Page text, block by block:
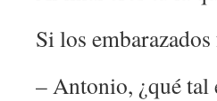
Si los
– Antonio, ¿qué tal